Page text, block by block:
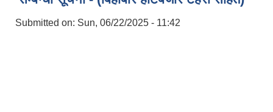
Submitted on: Sun, 06/22/2025 - 11:42